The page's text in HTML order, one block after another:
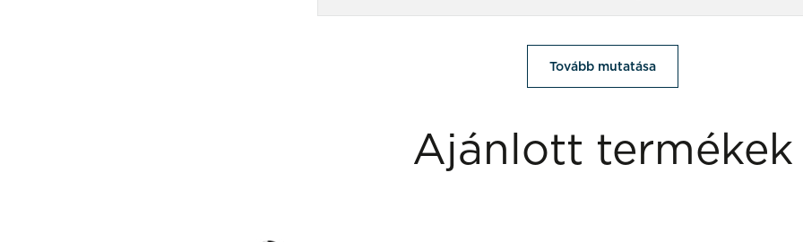
Tovább mutatása
Ajánlott termékek